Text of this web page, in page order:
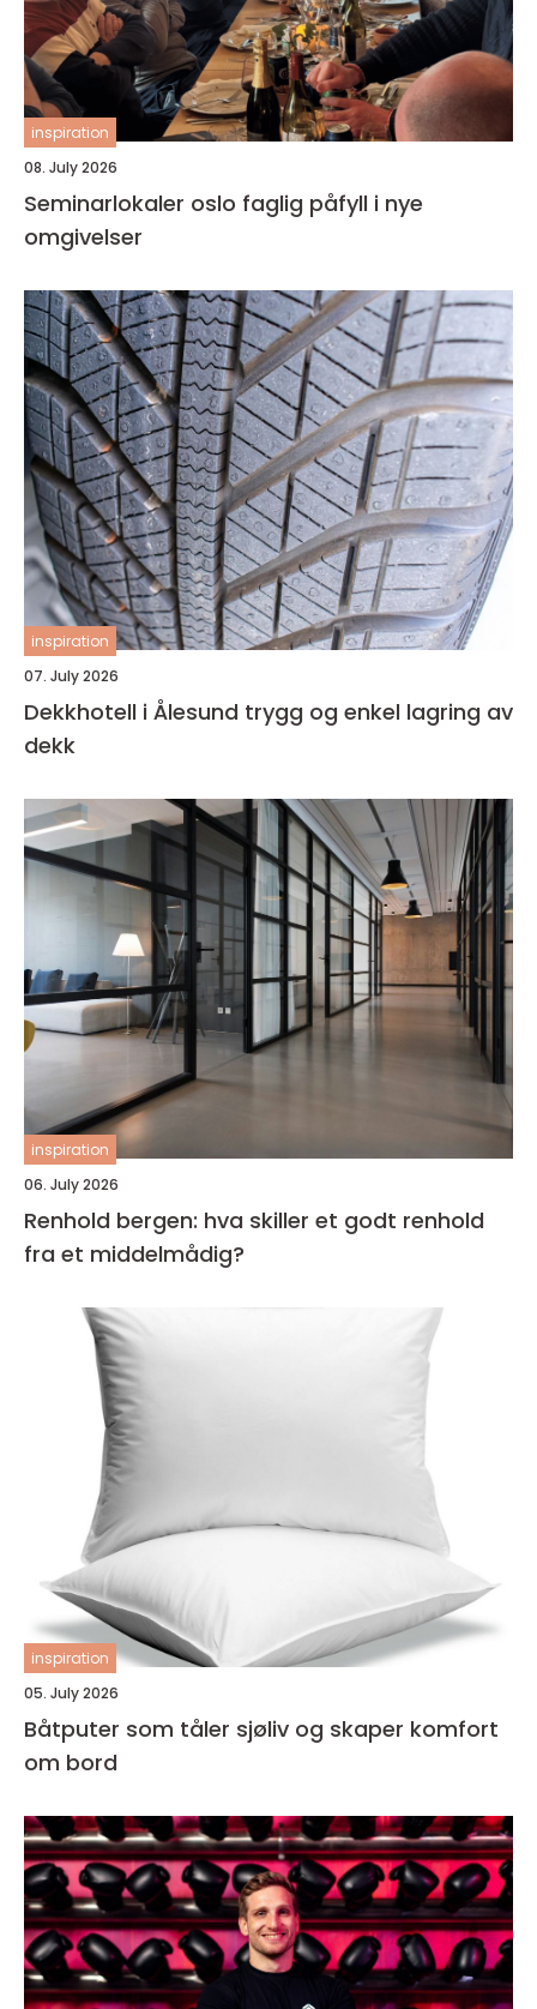
inspiration
08. July 2026
Seminarlokaler oslo faglig påfyll i nye
omgivelser
inspiration
07. July 2026
Dekkhotell i Ålesund trygg og enkel lagring av
dekk
inspiration
06. July 2026
Renhold bergen: hva skiller et godt renhold
fra et middelmådig?
inspiration
05. July 2026
Båtputer som tåler sjøliv og skaper komfort
om bord